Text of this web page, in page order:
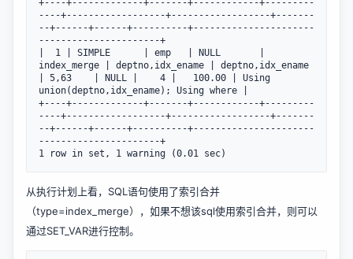
+----+-------------+-------+------------+---------
----+------------------+------------------+-------
--+------+------+----------+----------------------
----------------------+
|  1 | SIMPLE      | emp   | NULL       |
index_merge | deptno,idx_ename | deptno,idx_ename
| 5,63    | NULL |    4 |   100.00 | Using
union(deptno,idx_ename); Using where |
+----+-------------+-------+------------+---------
----+------------------+------------------+-------
--+------+------+----------+----------------------
----------------------+
从执行计划上看，SQL语句使用了索引合并
（type=index_merge），如果不想该sql使用索引合并，则可以
通过SET_VAR进行控制。